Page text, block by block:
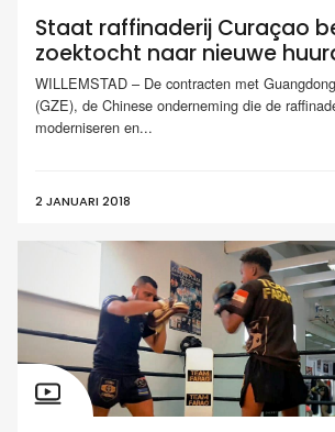
Staat raffinaderij Curaçao
zoektocht naar nieuwe
WILLEMSTAD – De contracten met
(GZE), de Chinese onderneming die de
moderniseren en...
2 JANUARI 2018